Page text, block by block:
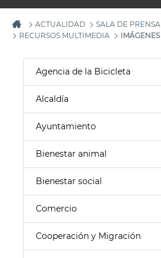
ACTUALIDAD
SALA DE PRENSA
RECURSOS MULTIMEDIA
IMÁGENES
Agencia de la Bicicleta
Alcaldía
Ayuntamiento
Bienestar animal
Bienestar social
Comercio
Cooperación y Migración